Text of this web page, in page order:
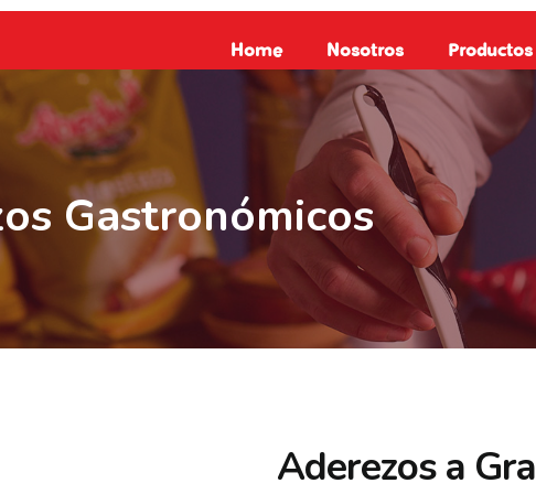
Home Nosotros Productos
Gastronómicos
Aderezos a Gra